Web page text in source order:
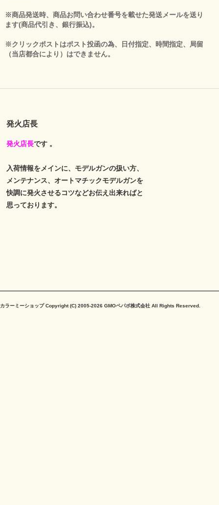
※商品発送時、商品お問い合わせ番号を載せた発送メールを送り
ます(商品代引き、銀行振込)。
※クリックポストはポスト投函の為、日付指定、時間指定、局留
（当店都合により）はできません。
発火店長
発火店長です 。
入荷情報をメインに、モデルガンの扱い方、
メンテナンス、オートマチックモデルガンを
快調に発火させるコツなどお伝え出来ればと
思っております。
カラーミーショップCopyright (C) 2005-2026 GMOペパボ株式会社 All Rights Reserved.